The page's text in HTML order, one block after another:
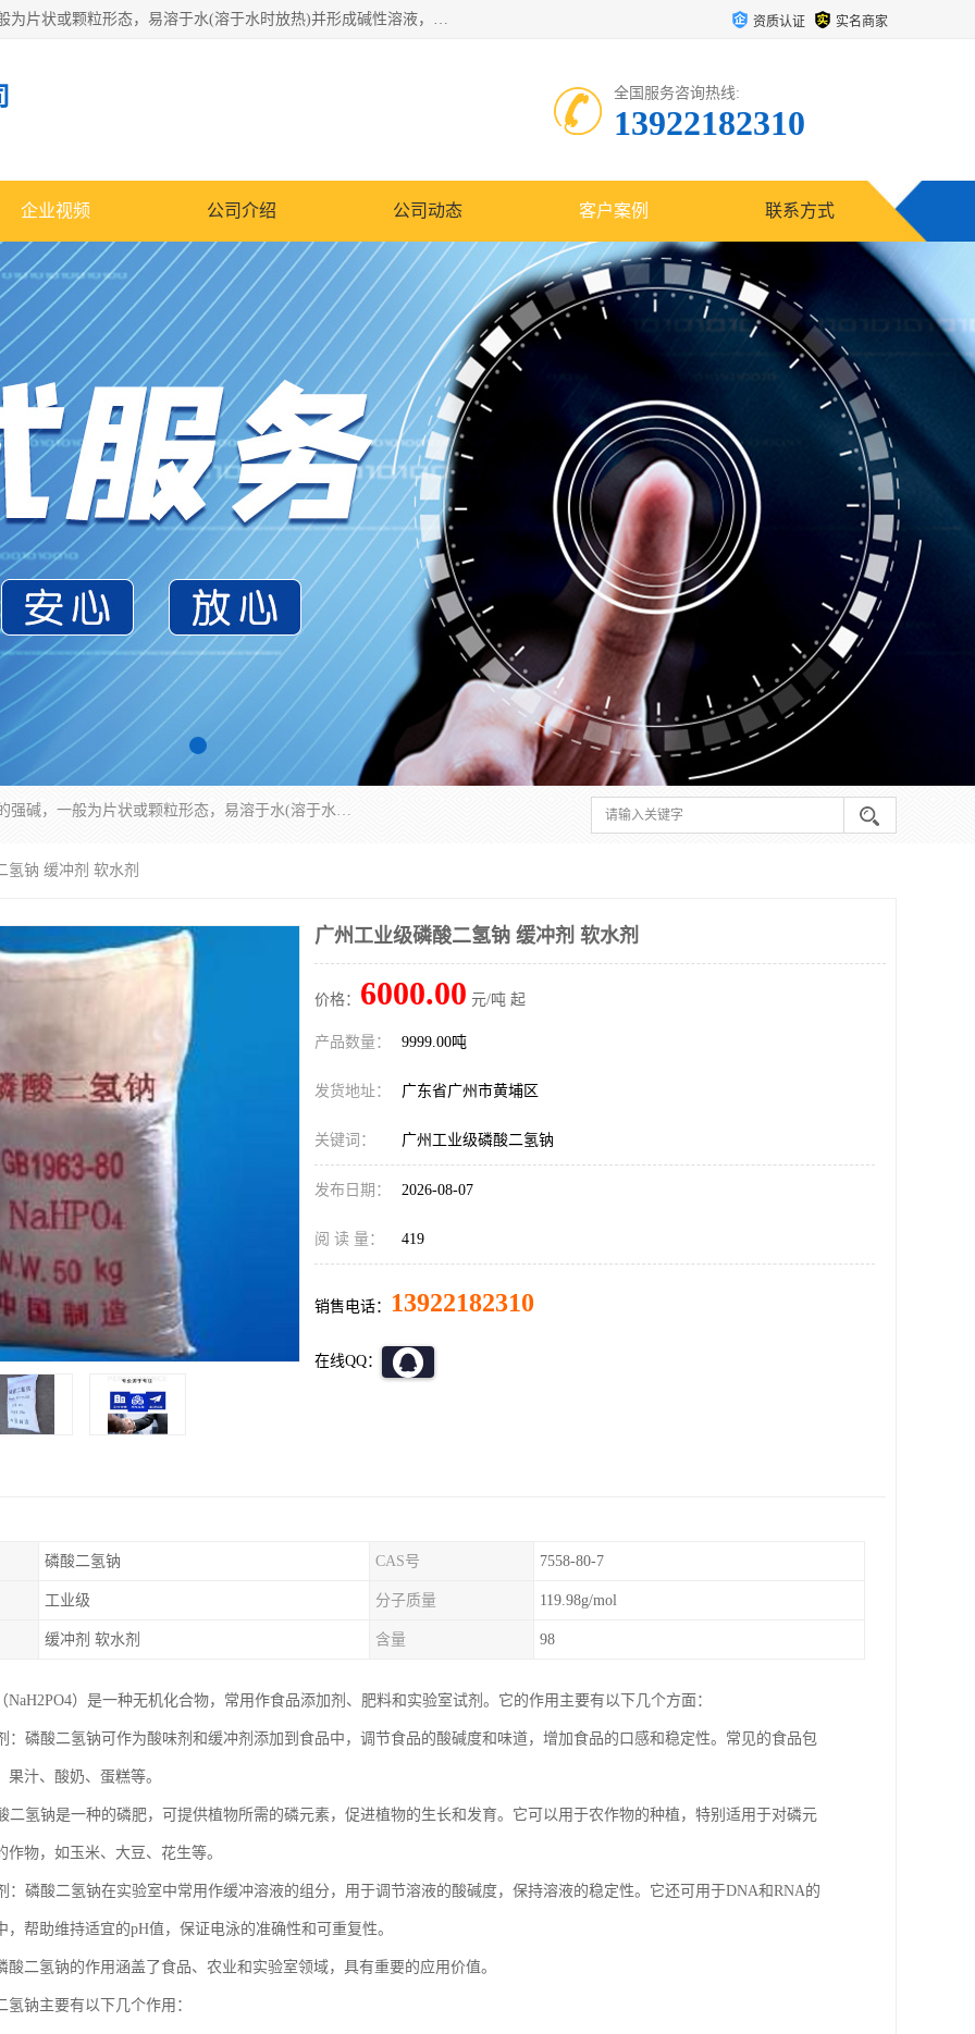
氢氧化钠化学式为NaOH，为一种具有很强腐蚀性的强碱，一般为片状或颗粒形态，易溶于水(溶于水时放热)并形成碱性溶液，另有潮解性，易吸取空气中的水蒸气(潮解)和(变质)。NaOH是化学实验室其中一种必备的化学品，亦为常见的化工品之一。纯品是无色透明的晶体。密度2.130g/cm3。熔点318.4℃。沸点1390℃。工业品含有少量的氯化和碳酸，是白色不透明的晶体。 资质认证 实名商家
全国服务咨询热线:
13922182310
企业视频 公司介绍 公司动态 客户案例 联系方式
氢氧化钠化学式为NaOH，为一种具有很强腐蚀性的强碱，一般为片状或颗粒形态，易溶于水(溶于水时放热)并形成碱性溶液，另有潮解性，易吸取空气中的水蒸气(潮解)和(变质)。NaOH是化学实验室其中一种必备的化学品，亦为常见的化工品之一。纯品是无色透明的晶体。密度2.130g/cm3。熔点318.4℃。沸点1390℃。工业品含有少量的氯化和碳酸，是白色不透明的晶体。
钠 缓冲剂 软水剂
广州工业级磷酸二氢钠 缓冲剂 软水剂
价格： 6000.00 元/吨 起
产品数量： 9999.00吨
发货地址： 广东省广州市黄埔区
关键词： 广州工业级磷酸二氢钠
发布日期： 2026-08-07
阅 读 量： 419
销售电话： 13922182310
在线QQ：
磷酸二氢钠 CAS号 7558-80-7
工业级 分子质量 119.98g/mol
缓冲剂 软水剂 含量 98
NaH2PO4）是一种无机化合物，常用作食品添加剂、肥料和实验室试剂。它的作用主要有以下几个方面：
：磷酸二氢钠可作为酸味剂和缓冲剂添加到食品中，调节食品的酸碱度和味道，增加食品的口感和稳定性。常见的食品包
果汁、酸奶、蛋糕等。
二氢钠是一种的磷肥，可提供植物所需的磷元素，促进植物的生长和发育。它可以用于农作物的种植，特别适用于对磷元
作物，如玉米、大豆、花生等。
：磷酸二氢钠在实验室中常用作缓冲溶液的组分，用于调节溶液的酸碱度，保持溶液的稳定性。它还可用于DNA和RNA的
，帮助维持适宜的pH值，保证电泳的准确性和可重复性。
酸二氢钠的作用涵盖了食品、农业和实验室领域，具有重要的应用价值。
氢钠主要有以下几个作用：